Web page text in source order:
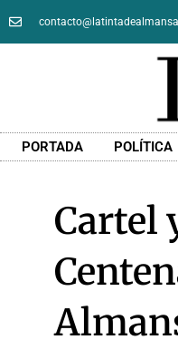
PORTADA POLÍTICA
Cartel